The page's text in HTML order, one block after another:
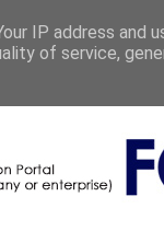
E TERRA
IP address and
of service,